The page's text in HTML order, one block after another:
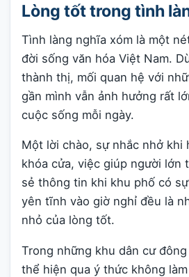
Lòng tốt trong tình
Tình làng nghĩa xóm là một
đời sống văn hóa Việt Nam.
thành thị, mối quan hệ với
gần mình vẫn ảnh hưởng rất
cuộc sống mỗi ngày.
Một lời chào, sự nhắc nhở khi
khóa cửa, việc giúp người lớn
sẻ thông tin khi khu phố có
yên tĩnh vào giờ nghỉ đều là
nhỏ của lòng tốt.
Trong những khu dân cư
thể hiện qua ý thức không